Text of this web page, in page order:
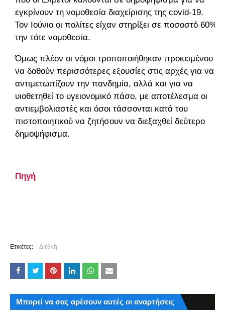
εγκρίνουν τη νομοθεσία διαχείρισης της covid-19.
Τον Ιούνιο οι πολίτες είχαν στηρίξει σε ποσοστό 60%
την τότε νομοθεσία.
Όμως πλέον οι νόμοι τροποποιήθηκαν προκειμένου
να δοθούν περισσότερες εξουσίες στις αρχές για να
αντιμετωπίζουν την πανδημία, αλλά και για να
υιοθετηθεί το υγειονομικό πάσο, με αποτέλεσμα οι
αντιεμβολιαστές και όσοι τάσσονται κατά του
πιστοποιητικού να ζητήσουν να διεξαχθεί δεύτερο
δημοψήφισμα.
Πηγή
Ετικέτες: Διεθνή
Μπορεί να σας αρέσουν αυτές οι αναρτήσεις